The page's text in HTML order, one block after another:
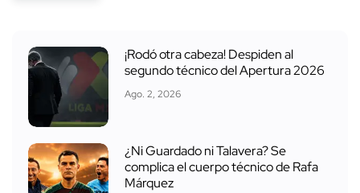
¡Rodó otra cabeza! Despiden al
segundo técnico del Apertura 2026
Ago. 2, 2026
¿Ni Guardado ni Talavera? Se
complica el cuerpo técnico de Rafa
Márquez